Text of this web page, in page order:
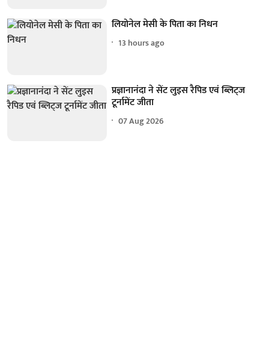
लियोनेल मेसी के पिता का निधन
13 hours ago
प्रज्ञानानंदा ने सेंट लुइस रैपिड एवं ब्लिट्ज
टूर्नामेंट जीता
07 Aug 2026